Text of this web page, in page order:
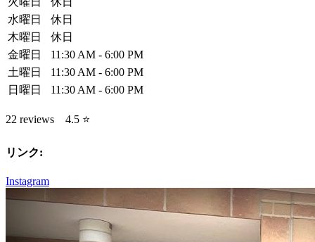
水曜日
休日
木曜日
休日
金曜日
11:30 AM - 6:00 PM
土曜日
11:30 AM - 6:00 PM
日曜日
11:30 AM - 6:00 PM
22 reviews 4.5 ⭐️
リンク:
Instagram